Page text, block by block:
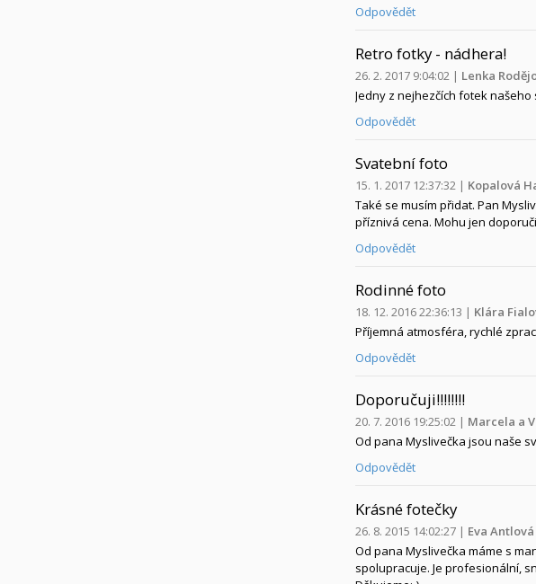
Odpovědět
Retro fotky - nádhera!
26. 2. 2017 9:04:02 | Lenka
Jedny z nejhezčích fotek
Odpovědět
Svatební foto
15. 1. 2017 12:37:32 | Kopalová
Také se musím přidat. Pan
příznivá cena. Mohu jen
Odpovědět
Rodinné foto
18. 12. 2016 22:36:13 | Klára
Příjemná atmosféra, rychlé
Odpovědět
Doporučuji!!!!!!!!
20. 7. 2016 19:25:02 | Marcela a
Od pana Myslivečka jsou naše
Odpovědět
Krásné fotečky
26. 8. 2015 14:02:27 | Eva Antlová
Od pana Myslivečka máme s
spolupracuje. Je profesionální,